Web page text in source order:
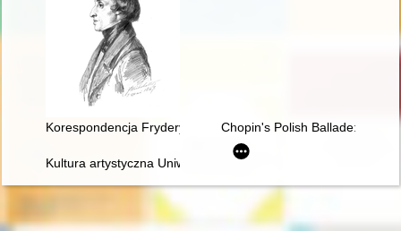
Korespondencja Fryderyka Chopina. T. 3 cz. 3,
Chopin's Polish Ballade: Op.
Kultura artystyczna Uniwersytetu Warszawskiego. Ars et